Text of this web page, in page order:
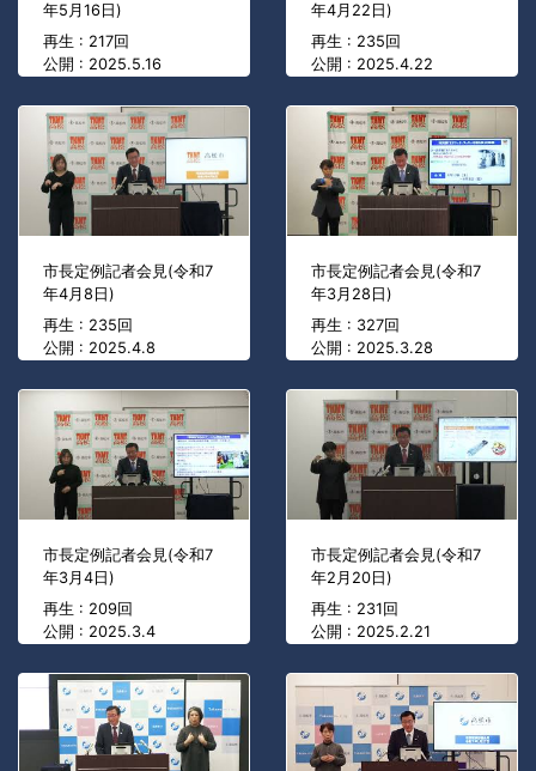
年5月16日)
再生 : 217回
公開 : 2025.5.16
年4月22日)
再生 : 235回
公開 : 2025.4.22
市長定例記者会見(令和7
年4月8日)
再生 : 235回
公開 : 2025.4.8
市長定例記者会見(令和7
年3月28日)
再生 : 327回
公開 : 2025.3.28
市長定例記者会見(令和7
年3月4日)
再生 : 209回
公開 : 2025.3.4
市長定例記者会見(令和7
年2月20日)
再生 : 231回
公開 : 2025.2.21